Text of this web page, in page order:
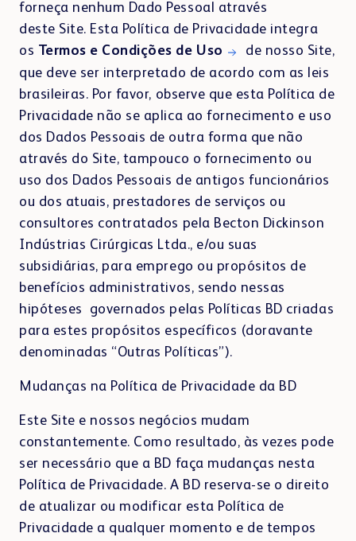
SOLUÇÕES DE TRANSPORTE
BD Rowa™ Sistemas de Transporte
forneça nenhum Dado Pessoal através
deste Site. Esta Política de Privacidade integra
os Termos e Condições de Uso
de nosso Site,
que deve ser interpretado de acordo com as leis
brasileiras. Por favor, observe que esta Política de
Privacidade não se aplica ao fornecimento e uso
dos Dados Pessoais de outra forma que não
através do Site, tampouco o fornecimento ou
uso dos Dados Pessoais de antigos funcionários
ou dos atuais, prestadores de serviços ou
consultores contratados pela Becton Dickinson
Indústrias Cirúrgicas Ltda., e/ou suas
subsidiárias, para emprego ou propósitos de
benefícios administrativos, sendo nessas
hipóteses governados pelas Políticas BD criadas
para estes propósitos específicos (doravante
denominadas “Outras Políticas”).
Mudanças na Política de Privacidade da BD
Este Site e nossos negócios mudam
constantemente. Como resultado, às vezes pode
ser necessário que a BD faça mudanças nesta
Política de Privacidade. A BD reserva-se o direito
de atualizar ou modificar esta Política de
Privacidade a qualquer momento e de tempos